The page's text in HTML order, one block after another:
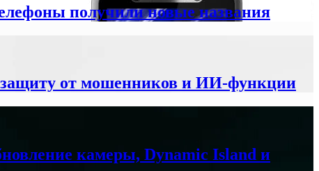
получили новые названия
защиту от мошенников и ИИ-функции
камеры, Dynamic Island и